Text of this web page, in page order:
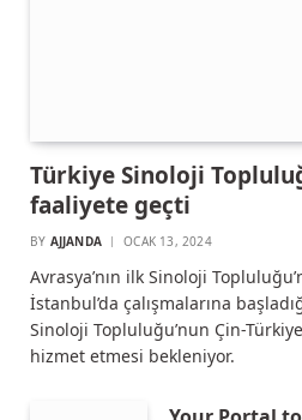
Türkiye Sinoloji
faaliyete geçti
BY AJJANDA OCAK 13, 2024
Avrasya’nın ilk Sinoloji
İstanbul’da çalışmalarına
Sinoloji Topluluğu’nun Çin-
hizmet etmesi bekleniyor.